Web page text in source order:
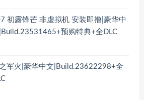
初露锋芒 非虚拟机 安装即撸|豪华中
预购特典+全DLC
军火|豪华中文|Build.23622298+全